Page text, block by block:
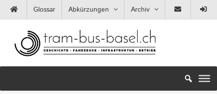
Zum
Inhalt
Glossar Abkürzungen Archiv